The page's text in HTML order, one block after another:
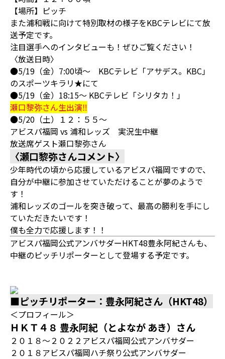
【場所】ピッチ
また浦和戦に向けて特別取材の様子をKBCテレビにて放
送予定です。
注目選手へのインタビューも！ぜひご覧ください！
〈放送日時〉
●5/19（金）7:00頃～ KBCテレビ「アサデス。KBC」
のスポーツキラリ★にて
●5/19（金）18:15～ KBCテレビ「シリタカ！」
瀬口黎弥さん生出演‼
●5/20（土）１２：５５～
アビスパ福岡 vs 浦和レッズ 実況生中継
放送席ゲスト瀬口黎弥さん
〈瀬口黎弥さんコメント〉
少年時代の頃から応援しているアビスパ福岡ですので、
自分が中継に参加させていただけることが夢のようで
す！
浦和レッズのゴールを突き破って、最高の勝利を手にし
ていただきたいです！
僕も全力で応援します！！
アビスパ福岡公式アンバサダーHKT48豊永阿紀さんも、
中継のピッチリポーターとして登場する予定です。
■ピッチリポーター：豊永阿紀さん（HKT48）
＜プロフィール＞
ＨＫＴ４８ 豊永阿紀（とよなが あき）さん
２０１８～２０２２アビスパ福岡公式アンバサダー
２０１８アビスパ福岡ハチ祭り公式アンバサダー